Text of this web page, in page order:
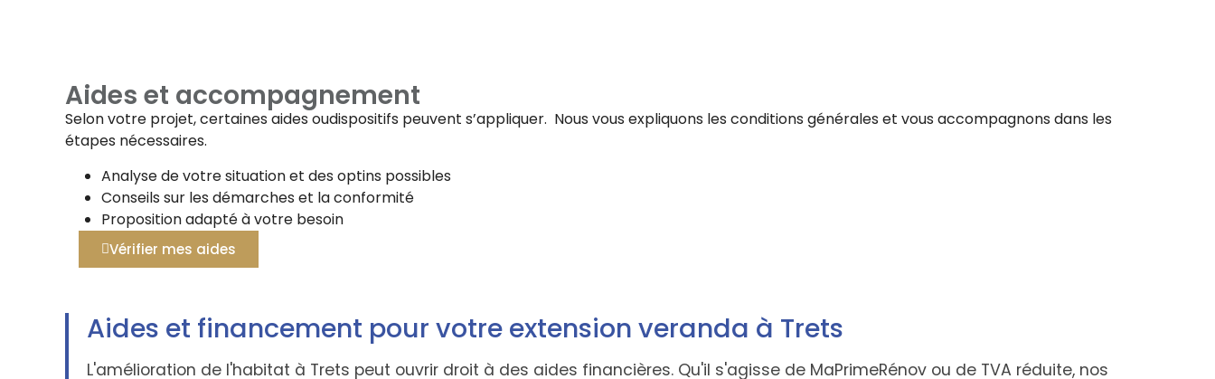
Aides et accompagnement
Selon votre projet, certaines aides oudispositifs peuvent s’appliquer. Nous vous expliquons les conditions générales et vous accompagnons dans les
étapes nécessaires.
Analyse de votre situation et des optins possibles
Conseils sur les démarches et la conformité
Proposition adapté à votre besoin
Vérifier mes aides
Aides et financement pour votre extension veranda à Trets
L'amélioration de l'habitat à Trets peut ouvrir droit à des aides financières. Qu'il s'agisse de MaPrimeRénov ou de TVA réduite, nos